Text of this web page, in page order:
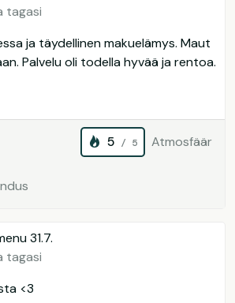
tagasi
ja täydellinen makuelämys. Maut
Palvelu oli todella hyvää ja rentoa.
5 / 5 Atmosfäär
31.7.
tagasi
<3